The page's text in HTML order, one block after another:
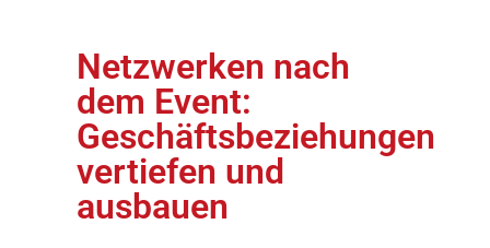
Netzwerken nach
dem Event:
Geschäftsbeziehungen
vertiefen und
ausbauen